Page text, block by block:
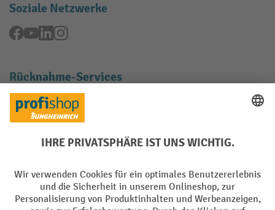
Soziale Netzwerke
Facebook
YouTubeLinkedInInstagram
Rücknahme-Services
Elektrogeräte Rückname
Batterie Rückname